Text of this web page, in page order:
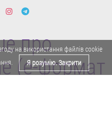
про
(e-формат
на використання файлів cookie
Я розумію. Закрити